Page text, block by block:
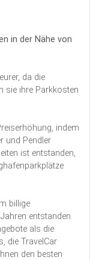
in der Nähe von
da die
sie ihre Parkkosten
indem
und Pendler
ist entstanden,
billige
entstanden
als die
die TravelCar
den besten